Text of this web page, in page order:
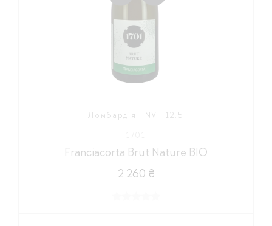
Ломбардія | NV | 12,5
Franciacorta Brut Nature BIO
2 260 ₴